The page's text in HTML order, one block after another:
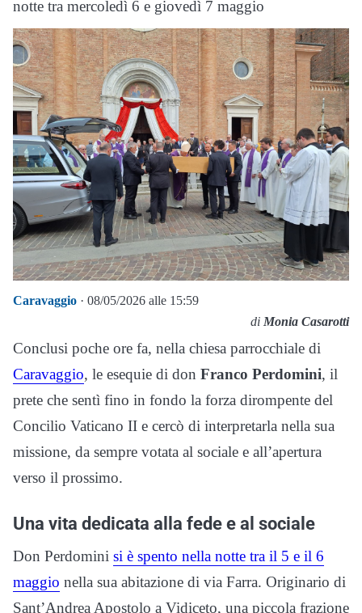
notte tra mercoledì 6 e giovedì 7 maggio
Caravaggio · 08/05/2026 alle 15:59
di Monia Casarotti
Conclusi poche ore fa, nella chiesa parrocchiale di
Caravaggio, le esequie di don Franco Perdomini, il
prete che sentì fino in fondo la forza dirompente del
Concilio Vaticano II e cercò di interpretarla nella sua
missione, da sempre votata al sociale e all’apertura
verso il prossimo.
Una vita dedicata alla fede e al sociale
Don Perdomini si è spento nella notte tra il 5 e il 6
maggio nella sua abitazione di via Farra. Originario di
Sant’Andrea Apostolo a Vidiceto, una piccola frazione